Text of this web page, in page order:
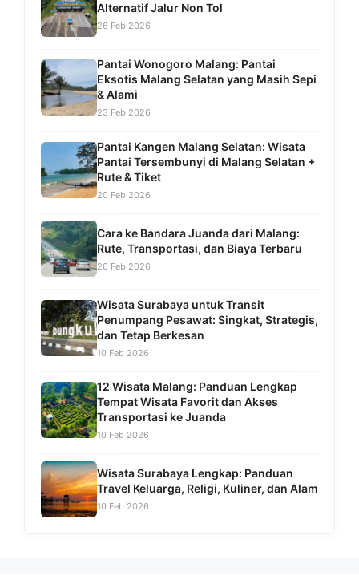
Alternatif Jalur Non Tol
26 Feb 2026
Pantai Wonogoro Malang: Pantai
Eksotis Malang Selatan yang Masih Sepi
& Alami
23 Feb 2026
Pantai Kangen Malang Selatan: Wisata
Pantai Tersembunyi di Malang Selatan +
Rute & Tiket
20 Feb 2026
Cara ke Bandara Juanda dari Malang:
Rute, Transportasi, dan Biaya Terbaru
20 Feb 2026
Wisata Surabaya untuk Transit
Penumpang Pesawat: Singkat, Strategis,
dan Tetap Berkesan
10 Feb 2026
12 Wisata Malang: Panduan Lengkap
Tempat Wisata Favorit dan Akses
Transportasi ke Juanda
10 Feb 2026
Wisata Surabaya Lengkap: Panduan
Travel Keluarga, Religi, Kuliner, dan Alam
10 Feb 2026